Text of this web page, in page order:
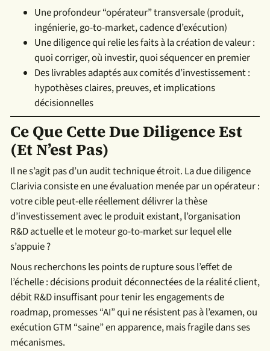
Une profondeur “opérateur” transversale (produit,
ingénierie, go-to-market, cadence d’exécution)
Une diligence qui relie les faits à la création de valeur :
quoi corriger, où investir, quoi séquencer en premier
Des livrables adaptés aux comités d’investissement :
hypothèses claires, preuves, et implications
décisionnelles
Ce Que Cette Due Diligence Est
(et N’est Pas)
Il ne s’agit pas d’un audit technique étroit. La due diligence
Clarivia consiste en une évaluation menée par un opérateur :
votre cible peut-elle réellement délivrer la thèse
d’investissement avec le produit existant, l’organisation
R&D actuelle et le moteur go-to-market sur lequel elle
s’appuie ?
Nous recherchons les points de rupture sous l’effet de
l’échelle : décisions produit déconnectées de la réalité client,
débit R&D insuffisant pour tenir les engagements de
roadmap, promesses “AI” qui ne résistent pas à l’examen, ou
exécution GTM “saine” en apparence, mais fragile dans ses
mécanismes.